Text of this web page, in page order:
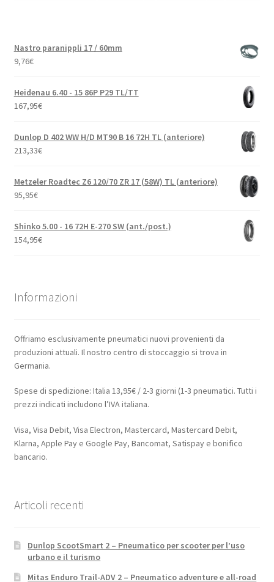
Nastro paranippli 17 / 60mm
9,76€
Heidenau 6.40 - 15 86P P29 TL/TT
167,95€
Dunlop D 402 WW H/D MT90 B 16 72H TL (anteriore)
213,33€
Metzeler Roadtec Z6 120/70 ZR 17 (58W) TL (anteriore)
95,95€
Shinko 5.00 - 16 72H E-270 SW (ant./post.)
154,95€
Informazioni
Offriamo esclusivamente pneumatici nuovi provenienti da
produzioni attuali. Il nostro centro di stoccaggio si trova in
Germania.
Spese di spedizione: Italia 13,95€ / 2-3 giorni (1-3 pneumatici. Tutti i
prezzi indicati includono l’IVA italiana.
Visa, Visa Debit, Visa Electron, Mastercard, Mastercard Debit,
Klarna, Apple Pay e Google Pay, Bancomat, Satispay e bonifico
bancario.
Articoli recenti
Dunlop ScootSmart 2 – Pneumatico per scooter per l’uso
urbano e il turismo
Mitas Enduro Trail-ADV 2 – Pneumatico adventure e all-road